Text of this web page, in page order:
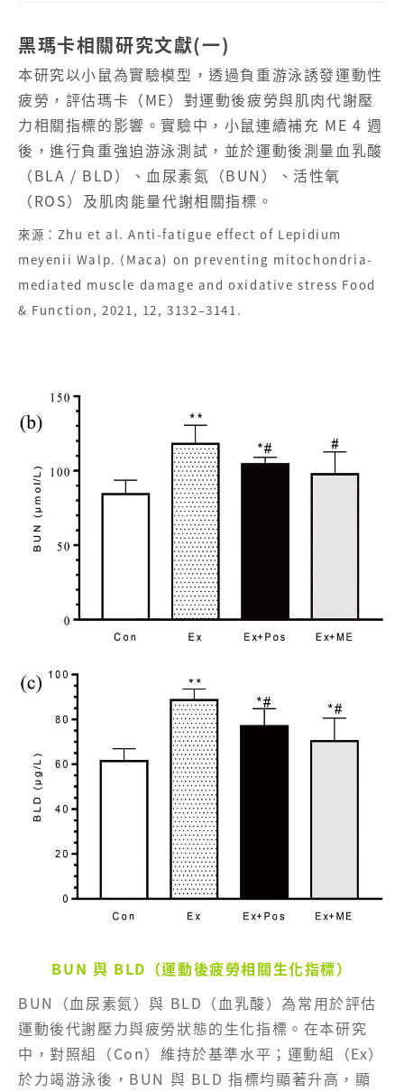
黑瑪卡相關研究文獻(一)
本研究以小鼠為實驗模型，透過負重游泳誘發運動性
疲勞，評估瑪卡（ME）對運動後疲勞與肌肉代謝壓
力相關指標的影響。實驗中，小鼠連續補充 ME 4 週
後，進行負重強迫游泳測試，並於運動後測量血乳酸
（BLA / BLD）、血尿素氮（BUN）、活性氧
（ROS）及肌肉能量代謝相關指標。
來源：Zhu et al. Anti-fatigue effect of Lepidium
meyenii Walp. (Maca) on preventing mitochondria-
mediated muscle damage and oxidative stress Food
& Function, 2021, 12, 3132–3141.
BUN 與 BLD（運動後疲勞相關生化指標）
BUN（血尿素氮）與 BLD（血乳酸）為常用於評估
運動後代謝壓力與疲勞狀態的生化指標。在本研究
中，對照組（Con）維持於基準水平；運動組（Ex）
於力竭游泳後，BUN 與 BLD 指標均顯著升高，顯